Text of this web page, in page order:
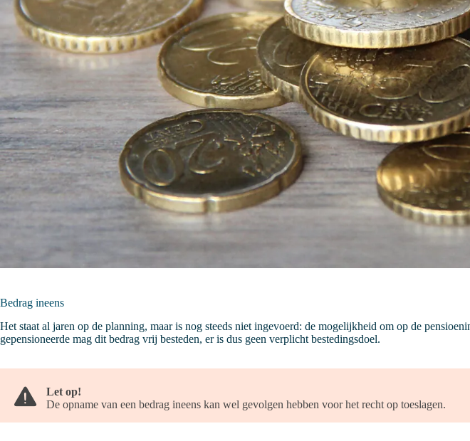
Bedrag ineens
Het staat al jaren op de planning, maar is nog steeds niet ingevoerd: de mogelijkheid om op de
gepensioneerde mag dit bedrag vrij besteden, er is dus geen verplicht bestedingsdoel.
Let op!
De opname van een bedrag ineens kan wel gevolgen hebben voor het recht op toeslagen.